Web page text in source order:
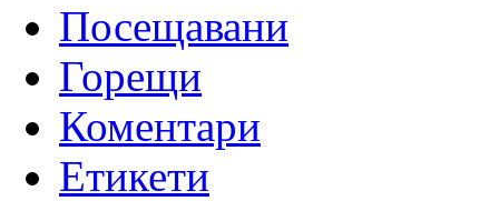
Посещавани
Горещи
Коментари
Етикети